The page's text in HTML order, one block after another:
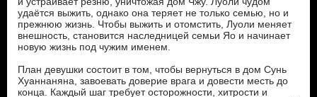
удаётся выжить, однако она теряет не только семью, но и
прежнюю жизнь. Чтобы выжить и отомстить, Луоли меняет
внешность, становится наследницей семьи Яо и начинает
новую жизнь под чужим именем.
План девушки состоит в том, чтобы вернуться в дом Сунь
Хуаннаняна, завоевать доверие врага и довести месть до
конца. Каждый шаг требует осторожности, хитрости и